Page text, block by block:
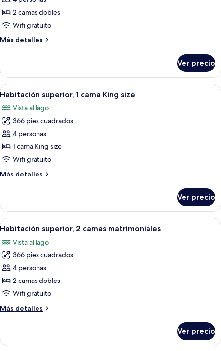
las
fotos
de
Superior
Double
Beds
2 camas dobles
Wifi gratuito
Más detalles
Más
Room,
Double
Ver precio
Abrir
todas
las
fotos
de
Habitación
superior,
cama
Habitación de hotel con cama, dos
8
Habitación superior, 1 cama King size
Vista al lago
366 pies cuadrados
4 personas
1 cama King size
Wifi gratuito
Más detalles
Más
superior,
cama
size
Ver precio
Abrir
todas
las
fotos
de
Habitación
superior,
camas
Habitación de hotel con dos camas,
5
Habitación superior, 2 camas matrimoniales
Vista al lago
366 pies cuadrados
4 personas
2 camas dobles
Wifi gratuito
Más detalles
Más
superior,
Ver precio